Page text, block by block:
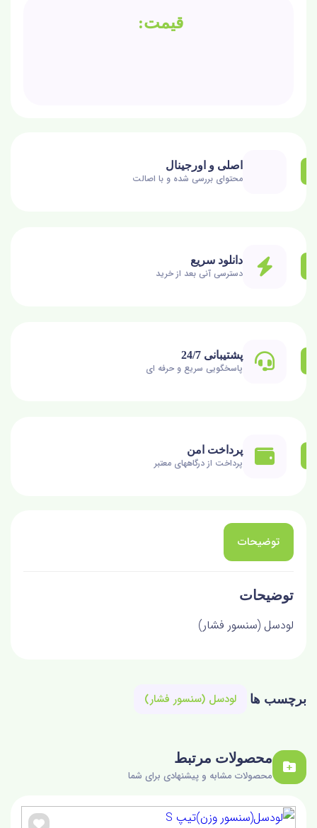
اصلی و اورجینال
محتوای بررسی شده و با اصالت
دانلود سریع
دسترسی آنی بعد از خرید
پشتیبانی 24/7
پاسخگویی سریع و حرفه ای
پرداخت امن
پرداخت از درگاههای معتبر
توضیحات
توضیحات
لودسل (سنسور فشار)
برچسب ها لودسل (سنسور فشار)
محصولات مرتبط
محصولات مشابه و پیشنهادی برای شما